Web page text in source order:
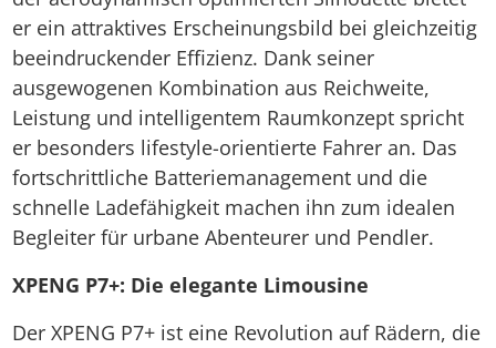
er ein attraktives Erscheinungsbild bei gleichzeitig
beeindruckender Effizienz. Dank seiner
ausgewogenen Kombination aus Reichweite,
Leistung und intelligentem Raumkonzept spricht
er besonders lifestyle-orientierte Fahrer an. Das
fortschrittliche Batteriemanagement und die
schnelle Ladefähigkeit machen ihn zum idealen
Begleiter für urbane Abenteurer und Pendler.
XPENG P7+: Die elegante Limousine
Der XPENG P7+ ist eine Revolution auf Rädern, die